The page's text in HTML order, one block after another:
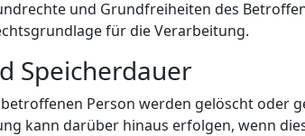
und Grundfreiheiten des
für die Verarbeitung.
Speicherdauer
Person werden gelöscht oder
kann darüber hinaus erfolgen, wenn